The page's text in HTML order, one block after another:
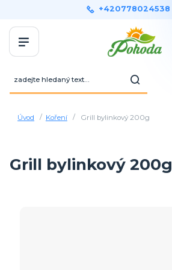
+420778024538
Úvod Koření Grill bylinkový 200g
Grill bylinkový 200g